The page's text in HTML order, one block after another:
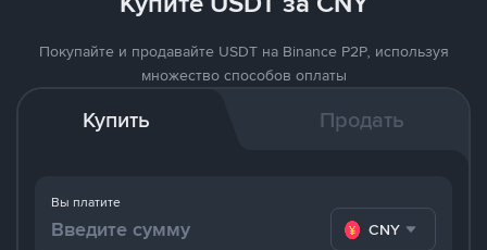
Покупайте и продавайте USDT на Binance P2P, используя
множество способов оплаты
Купить Продать
Вы платите
CNY